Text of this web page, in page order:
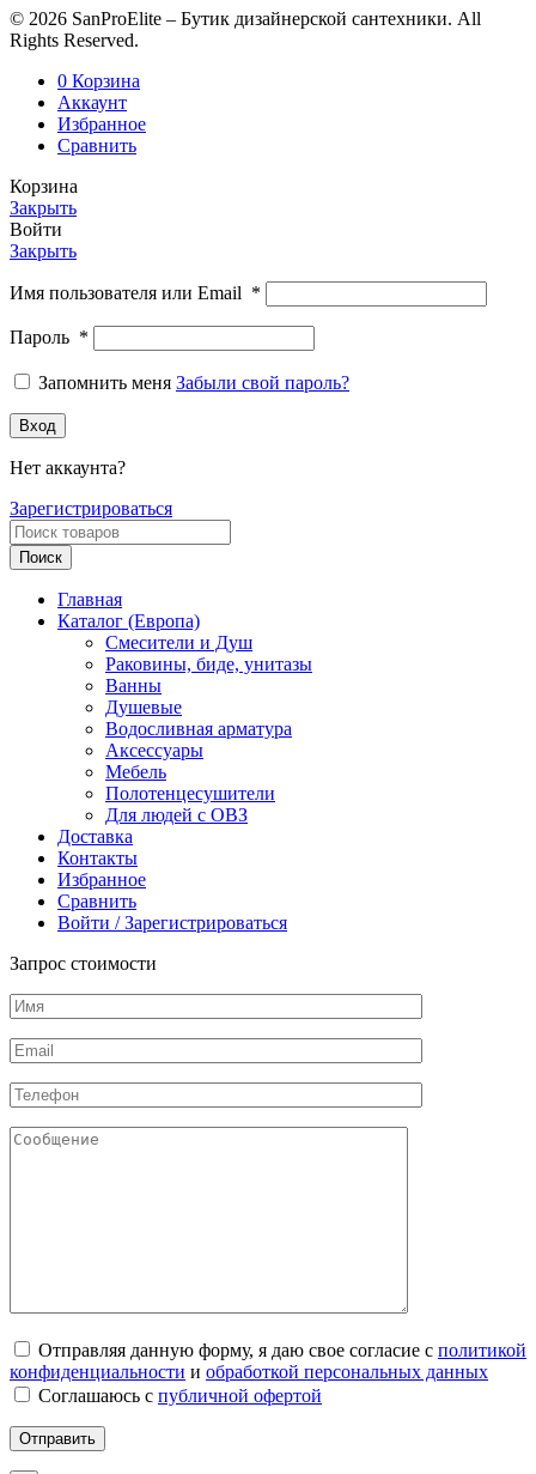
© 2026 SanProElite – Бутик дизайнерской сантехники. All
Rights Reserved.
0 Корзина
Аккаунт
Избранное
Сравнить
Корзина
Закрыть
Войти
Закрыть
Имя пользователя или Email *
Пароль *
Запомнить меня Забыли свой пароль?
Вход
Нет аккаунта?
Зарегистрироваться
Поиск
Главная
Каталог (Европа)
Смесители и Душ
Раковины, биде, унитазы
Ванны
Душевые
Водосливная арматура
Аксессуары
Мебель
Полотенцесушители
Для людей с ОВЗ
Доставка
Контакты
Избранное
Сравнить
Войти / Зарегистрироваться
Запрос стоимости
Отправляя данную форму, я даю свое согласие с политикой
конфиденциальности и обработкой персональных данных
Соглашаюсь с публичной офертой